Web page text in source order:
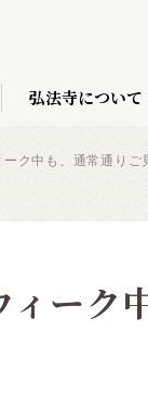
弘法寺について
ク中も、通常通りご
ィーク